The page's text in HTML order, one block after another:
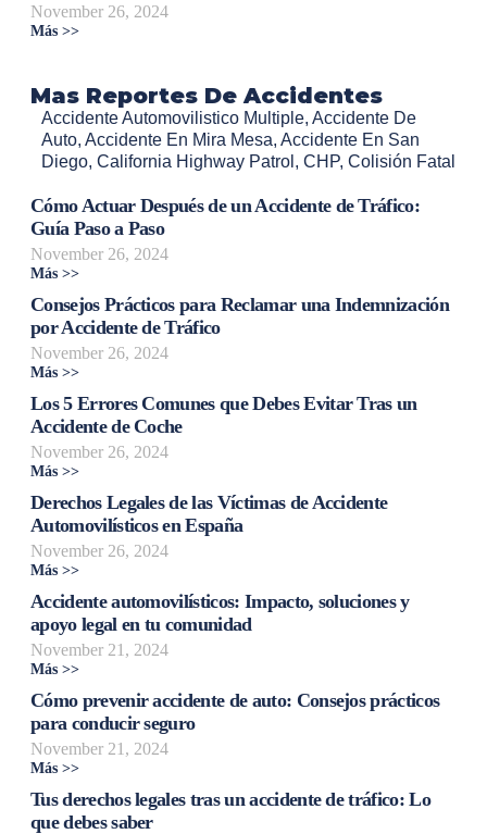
November 26, 2024
Más >>
Mas Reportes De Accidentes
Accidente Automovilistico Multiple, Accidente De
Auto, Accidente En Mira Mesa, Accidente En San
Diego, California Highway Patrol , CHP, Colisión Fatal
Cómo Actuar Después de un Accidente de Tráfico:
Guía Paso a Paso
November 26, 2024
Más >>
Consejos Prácticos para Reclamar una Indemnización
por Accidente de Tráfico
November 26, 2024
Más >>
Los 5 Errores Comunes que Debes Evitar Tras un
Accidente de Coche
November 26, 2024
Más >>
Derechos Legales de las Víctimas de Accidente
Automovilísticos en España
November 26, 2024
Más >>
Accidente automovilísticos: Impacto, soluciones y
apoyo legal en tu comunidad
November 21, 2024
Más >>
Cómo prevenir accidente de auto: Consejos prácticos
para conducir seguro
November 21, 2024
Más >>
Tus derechos legales tras un accidente de tráfico: Lo
que debes saber